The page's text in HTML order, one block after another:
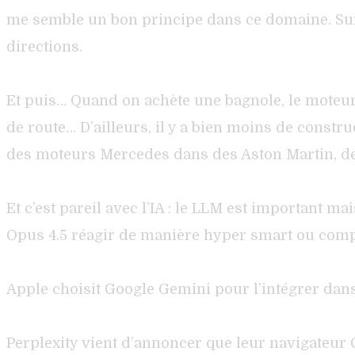
me semble un bon principe dans ce domaine.
directions.
Et puis… Quand on achète une bagnole, le
de route… D’ailleurs, il y a bien moins de
des moteurs Mercedes dans des Aston Martin,
Et c’est pareil avec l’IA : le LLM est important
Opus 4.5 réagir de manière hyper smart ou
Apple choisit Google Gemini pour l’intégrer
Perplexity vient d’annoncer que leur navigateur